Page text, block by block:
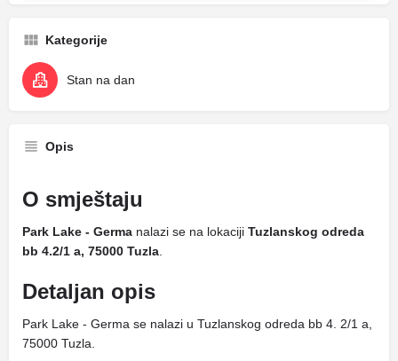
Kategorije
Stan na dan
Opis
O smještaju
Park Lake - Germa nalazi se na lokaciji Tuzlanskog odreda
bb 4.2/1 a, 75000 Tuzla
Detaljan opis
Park Lake - Germa se nalazi u Tuzlanskog odreda bb 4. 2/1 a,
75000 Tuzla.